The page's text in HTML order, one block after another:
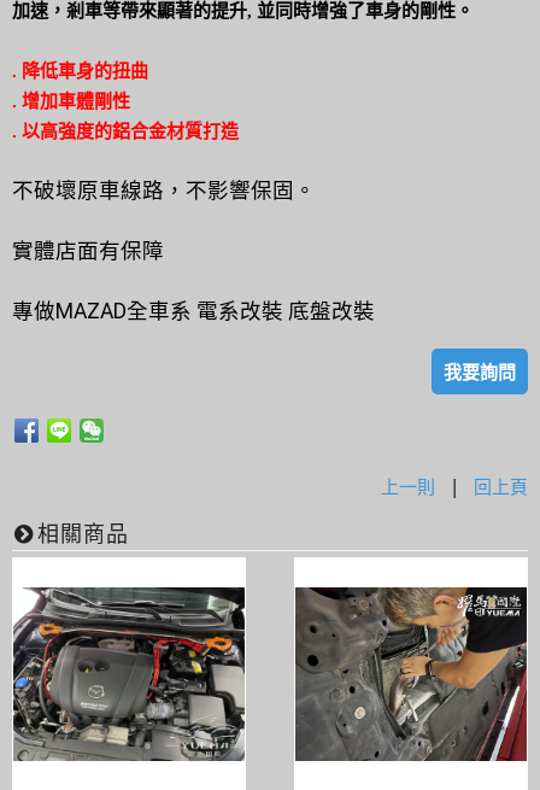
加速，剎車等帶來顯著的提升, 並同時增強了車身的剛性。
. 降低車身的扭曲
. 增加車體剛性
. 以高強度的鋁合金材質打造
不破壞原車線路，不影響保固。
實體店面有保障
專做MAZAD全車系 電系改裝 底盤改裝
我要詢問
上一則 | 回上頁
相關商品